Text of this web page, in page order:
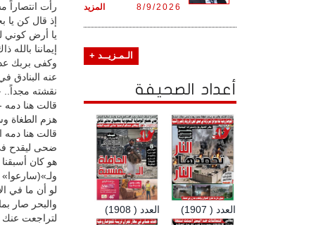
رأت انتصاراً
إذ قال كن يا
يا أرض كوني
إيماننا بالله
وكفى بربك
عنه البنادق
نقشته مجداً..
قالت هنا
هزم الطغاة
قالت هنا دمه
ضحى ليقدح
هو كان
لو أن ما في
والبحر صار
لتراجعت عنك
المزيد 8/9/2026
الـمـزيــد +
أعداد الصحيفة
العدد ( 1908) العدد ( 1907)